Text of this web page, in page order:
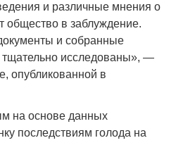
и различные мнения о
общество в заблуждение.
и собранные
исследованы», —
опубликованной в
на основе данных
последствиям голода на